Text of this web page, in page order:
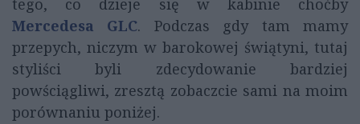
Mercedesa GLC. Podczas gdy tam mamy
przepych, niczym w barokowej świątyni, tutaj
styliści byli zdecydowanie bardziej
powściągliwi, zresztą zobaczcie sami na moim
porównaniu poniżej.